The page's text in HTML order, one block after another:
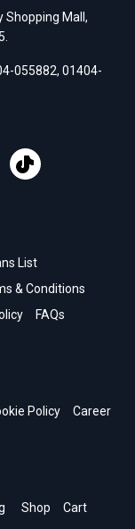
Shopping Mall,
055882, 01404-
List
& Conditions
FAQs
Policy Career
Shop Cart